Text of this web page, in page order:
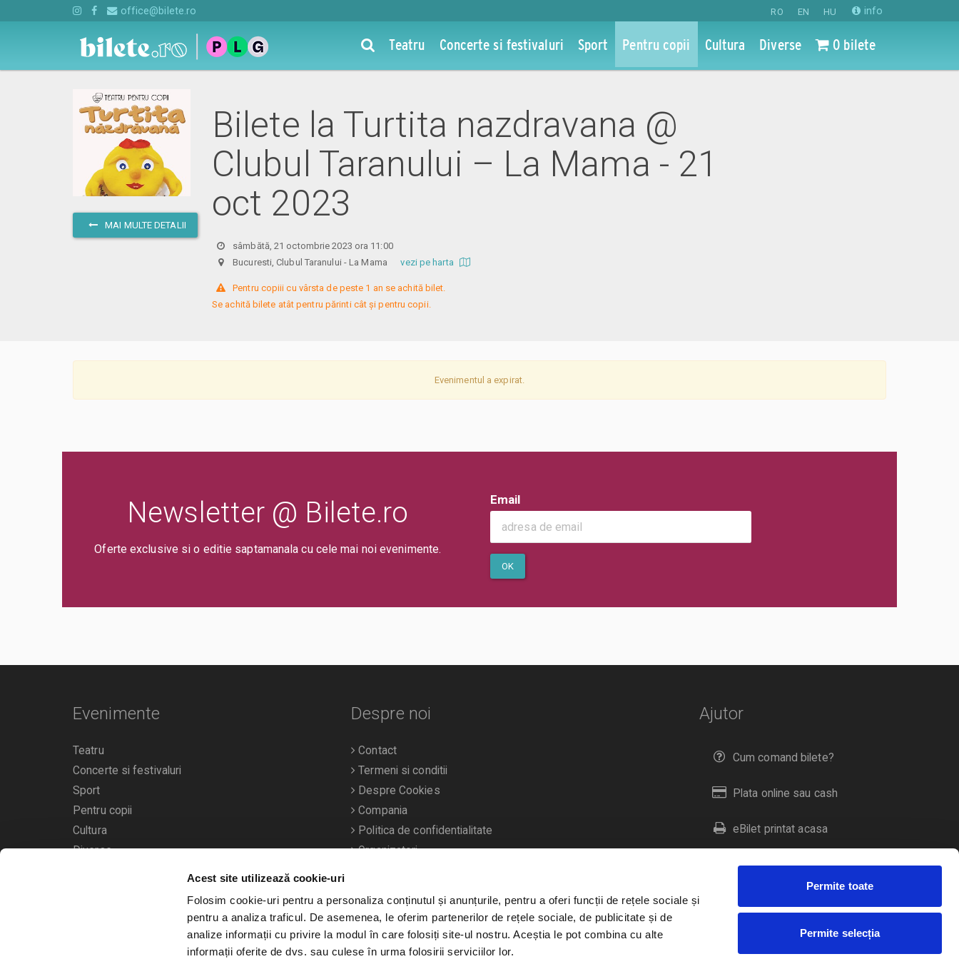
Acest site utilizează cookie-uri
Folosim cookie-uri pentru a personaliza conținutul și anunțurile, pentru a oferi funcții de rețele sociale și
pentru a analiza traficul. De asemenea, le oferim partenerilor de rețele sociale, de publicitate și de
analize informații cu privire la modul în care folosiți site-ul nostru. Aceștia le pot combina cu alte
informații oferite de dvs. sau culese în urma folosirii serviciilor lor.
Permite toate
Permite selecția
RO EN HU info
office@bilete.ro
Teatru Concerte si festivaluri Sport Pentru copii Cultura Diverse 0 bilete
MAI MULTE DETALII
Bilete la Turtita nazdravana @
Clubul Taranului – La Mama - 21
oct 2023
sâmbătă, 21 octombrie 2023 ora 11:00
Bucuresti, Clubul Taranului - La Mamavezi pe harta
Pentru copiii cu vârsta de peste 1 an se achită bilet.
Se achită bilete atât pentru părinti cât și pentru copii.
Evenimentul a expirat.
Newsletter @ Bilete.ro
Oferte exclusive si o editie saptamanala cu cele mai noi evenimente.
Email
OK
Ajutor
Cum comand bilete?
Plata online sau cash
eBilet printat acasa
Livrare prin curier
Duplicare bilete
Evenimente
Teatru
Concerte si festivaluri
Sport
Pentru copii
Cultura
Diverse
Calendarul evenimentelor
Despre noi
Contact
Termeni si conditii
Despre Cookies
Compania
Politica de confidentialitate
Organizatori